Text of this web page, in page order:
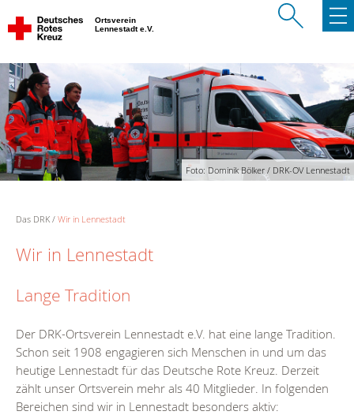
Ortsverein
Lennestadt e.V.
Foto: Dominik Bölker / DRK-OV Lennestadt
Das DRK Wir in Lennestadt
Wir in Lennestadt
Lange Tradition
Der DRK-Ortsverein Lennestadt e.V. hat eine lange Tradition.
Schon seit 1908 engagieren sich Menschen in und um das
heutige Lennestadt für das Deutsche Rote Kreuz. Derzeit
zählt unser Ortsverein mehr als 40 Mitglieder. In folgenden
Bereichen sind wir in Lennestadt besonders aktiv: